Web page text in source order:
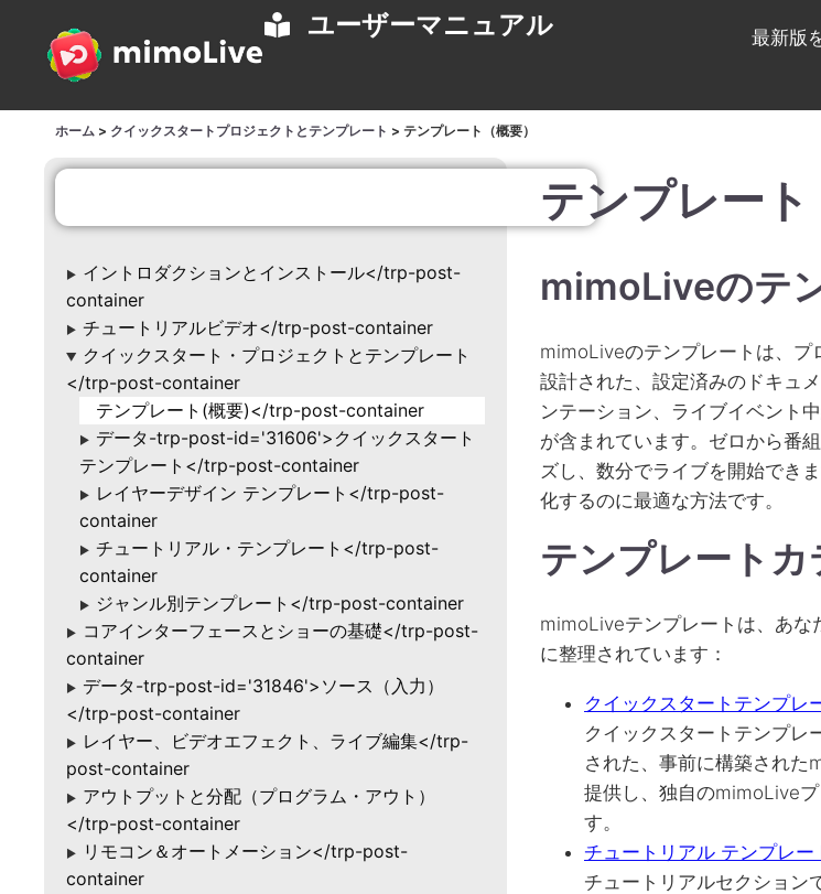
ユーザーマニュアル
最新版
ホーム > クイックスタートプロジェクトとテンプレート > テンプレート（概要）
▶ イントロダクションとインストール</trp-post-
container
▶ チュートリアルビデオ</trp-post-container
▶
クイックスタート・プロジェクトとテンプレート
</trp-post-container
テンプレート(概要)</trp-post-container
▶ データ-trp-post-id='31606'>クイックスタート
テンプレート</trp-post-container
▶
レイヤーデザイン テンプレート</trp-post-
container
▶ チュートリアル・テンプレート</trp-post-
container
▶ ジャンル別テンプレート</trp-post-container
▶
コアインターフェースとショーの基礎</trp-post-
container
▶ データ-trp-post-id='31846'>ソース（入力）
</trp-post-container
▶
レイヤー、ビデオエフェクト、ライブ編集</trp-
post-container
▶ アウトプットと分配（プログラム・アウト）
</trp-post-container
▶
リモコン＆オートメーション</trp-post-
container
テンプレート
mimoLiveのテ
mimoLiveのテンプレートは、プ
設計された、設定済みのドキュ
ンテーション、ライブイベント
が含まれています。ゼロから番
ズし、数分でライブを開始でき
化するのに最適な方法です。
テンプレート
mimoLiveテンプレートは、あな
に整理されています：
クイックスタートテンプレ
クイックスタートテンプレ
された、事前に構築された
提供し、独自のmimoLive
す。
チュートリアル テンプレー
チュートリアルセクション